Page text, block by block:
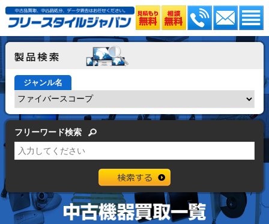
ジャンル名
フリーワード検索